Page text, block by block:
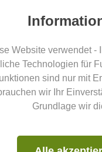
seine
Website verwendet -
Technologien für
sind nur mit
wir Ihr
Grundlage wir